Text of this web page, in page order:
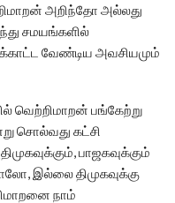
அறிந்தோ அல்லது
சமயங்களில்
வேண்டிய அவசியமும்
வெற்றிமாறன் பங்கேற்று
சொல்வது கட்சி
பாஜகவுக்கும்
இல்லை திமுகவுக்கு
நாம்